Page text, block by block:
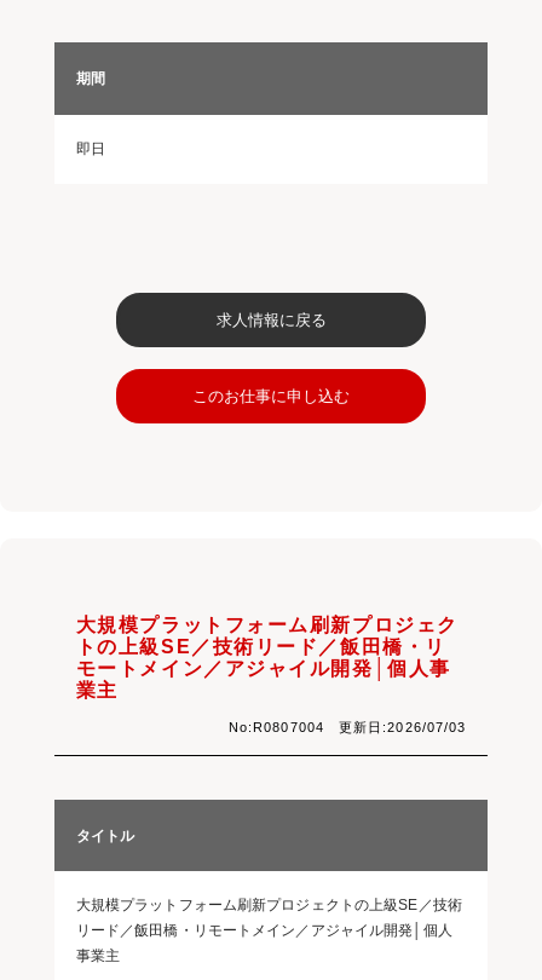
期間
即日
求人情報に戻る
このお仕事に申し込む
大規模プラットフォーム刷新プロジェク
トの上級SE／技術リード／飯田橋・リ
モートメイン／アジャイル開発│個人事
業主
No:R0807004 更新日:2026/07/03
タイトル
大規模プラットフォーム刷新プロジェクトの上級SE／技術
リード／飯田橋・リモートメイン／アジャイル開発│個人
事業主